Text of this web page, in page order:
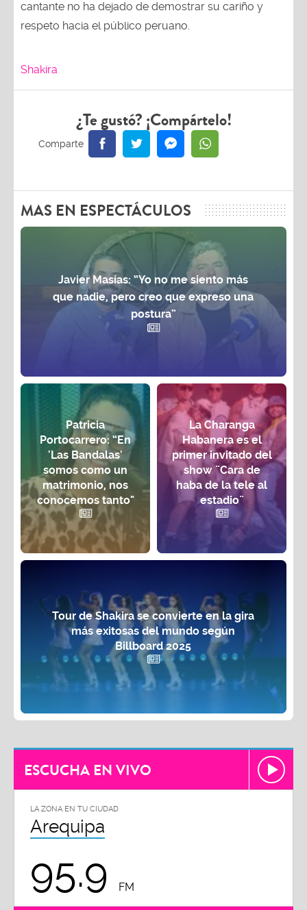
cantante no ha dejado de demostrar su cariño y
respeto hacia el público peruano.
Shakira
¿Te gustó? ¡Compártelo!
MAS EN ESPECTÁCULOS
Javier Masías: “Yo no me siento más
que nadie, pero creo que expreso una
postura”
Patricia
Portocarrero: “En
'Las Bandalas'
somos como un
matrimonio, nos
conocemos tanto"
La Charanga
Habanera es el
primer invitado del
show ¨Cara de
haba de la tele al
estadio¨
Tour de Shakira se convierte en la gira
más exitosas del mundo según
Billboard 2025
ESCUCHA EN VIVO
LA ZONA EN TU CIUDAD
Arequipa
95.9 FM